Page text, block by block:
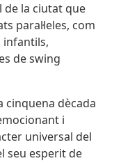
de la ciutat que
paral·leles, com
infantils,
de swing
cinquena dècada
i
universal del
seu esperit de